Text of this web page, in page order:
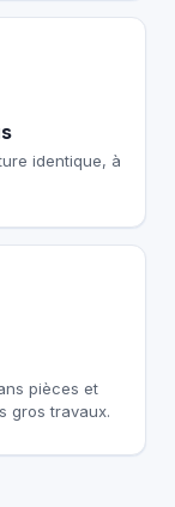
identique, à
pièces et
gros travaux.